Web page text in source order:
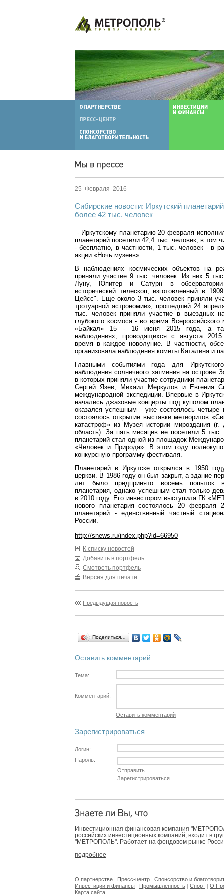
25 Февраля 2016
Сибирские новости: Иркутский
более 42 тыс. человек
- Иркутскому планетарию 20 февраля
планетарий посетили 42,4 тыс. человек, в том
- бесплатно, в частности, 1 тыс. человек - в
акции «Ночь музеев».
В наблюдениях космических объектов на
приняли участие 9 тыс. человек. Из них 5
Луну, Юпитер и Сатурн в обсерватории
исторический телескоп, изготовленный в
Цейсс". Еще около 3 тыс. человек приняли
тротуарной астрономии», прошедшей 24
тыс. человек приняли участие в выездных
глубокого космоса - во время
«Байкал» 15 - 16 июня 2015 года, а
наблюдениях, проводящихся с августа
время в каждое новолуние. В частности,
организовала наблюдения кометы Каталина и
Главными событиями года для
наблюдения солнечного затмения на острове
в которых приняли участие сотрудники
Сергей Язев, Михаил Меркулов и Евгения
международной экспедиции. Впервые в
начались джазовые концерты под куполом
оказался успешным - уже состоялось четыре
состоялось открытие выставки метеоритов
катастроф» из Музея истории мироздания (г.
область). За пять месяцев ее посетили 5 тыс.
планетарий стал одной из площадок
«Человек и Природа». В этом году
конкурсную программу фестиваля.
Планетарий в Иркутске открылся в 1950
церкви. В 1986 году он был закрыт, а здание
лет было предпринято восемь попыток
планетария, однако успешным стал только
в 2010 году. Его инвестором выступила ГК
нового планетария состоялось 20 февраля
планетарий - единственный частный
России.
http://snews.ru/index.php?id=66950
К списку новостей
Добавить в портфель
Смотреть портфель
Версия для печати
Предыдущая новость
Поделиться…
Оставить комментарий
Тема:
Комментарий:
Оставить комментарий
Зарегистрироваться
Логин:
Пароль:
Отправить
Зарегистрироваться
Инвестиционная финансовая компания
российских инвестиционных компаний, входит в
"МЕТРОПОЛЬ". Работает на фондовом рынке
подробнее
О партнерстве | Пресс-центр | Спонсорство и
Инвестиции и финансы | Промышленность | Спорт | О
Карта сайта